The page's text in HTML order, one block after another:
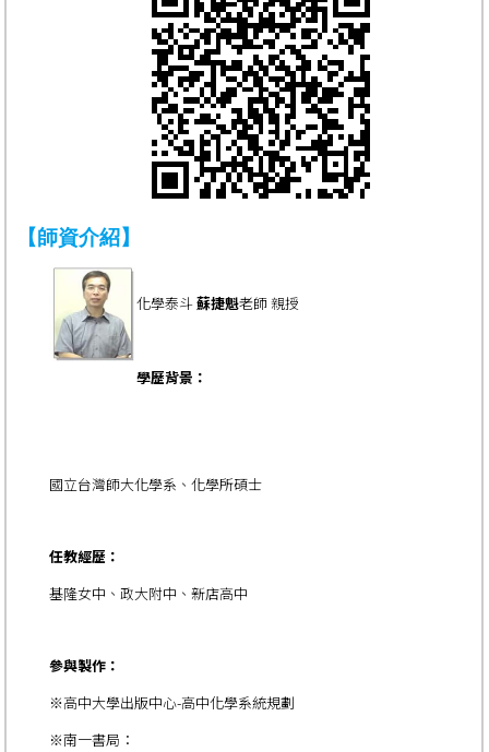
【師資介紹】
化學泰斗蘇捷魁老師 親授
學歷背景：
國立台灣師大化學系、化學所碩士
任教經歷：
基隆女中、政大附中、新店高中
參與製作：
※高中大學出版中心-高中化學系統規劃
※南一書局：